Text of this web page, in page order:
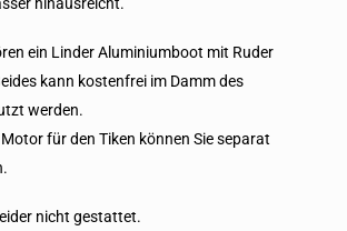
ein Linder Aluminiumboot mit Ruder
kann kostenfrei im Damm des
werden.
für den Tiken können Sie separat
nicht gestattet.